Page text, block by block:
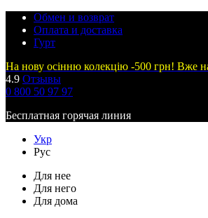
Обмен и возврат
Оплата и доставка
Гурт
На нову осінню колекцію -500 грн! Вже
4.9 Отзывы
0 800 50 97 97
Бесплатная горячая линия
Укр
Рус
Для нее
Для него
Для дома